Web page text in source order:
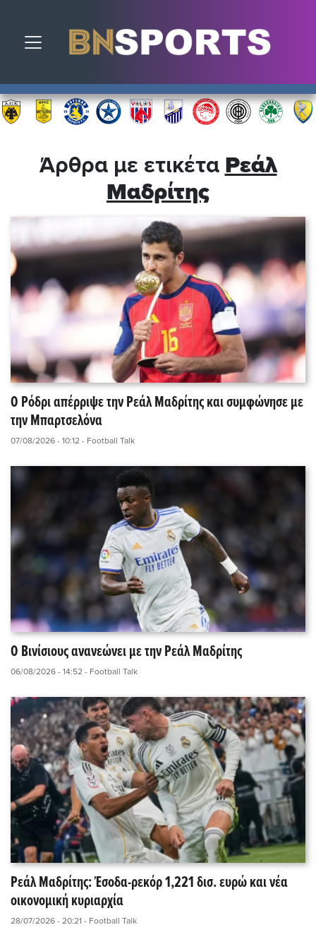
Toggle navigation
Άρθρα με ετικέτα Ρεάλ
Μαδρίτης
Ο Ρόδρι απέρριψε την Ρεάλ Μαδρίτης και συμφώνησε με
την Μπαρτσελόνα
07/08/2026 - 10:12 - Football Talk
Ο Βινίσιους ανανεώνει με την Ρεάλ Μαδρίτης
06/08/2026 - 14:52 - Football Talk
Ρεάλ Μαδρίτης: Έσοδα-ρεκόρ 1,221 δισ. ευρώ και νέα
οικονομική κυριαρχία
28/07/2026 - 20:21 - Football Talk